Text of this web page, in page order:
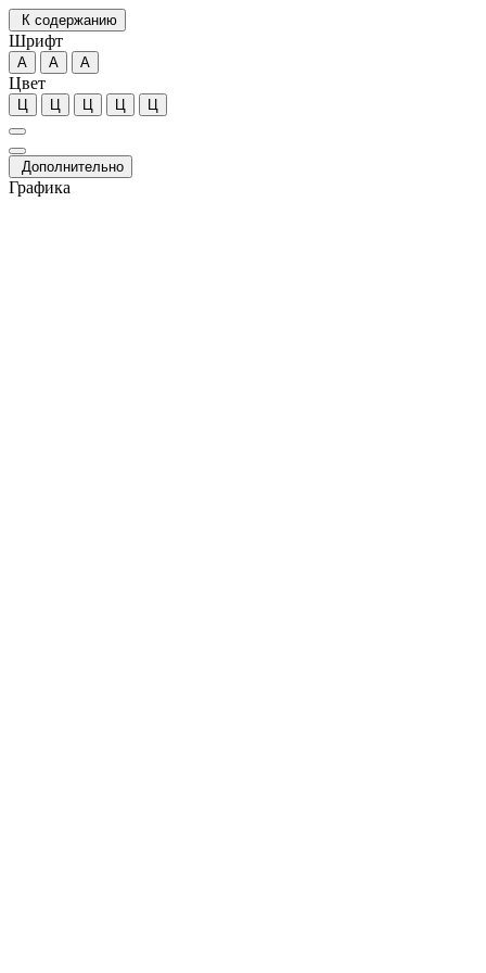
К содержанию
Шрифт
А А А
Цвет
Ц Ц Ц Ц Ц
Дополнительно
Графика